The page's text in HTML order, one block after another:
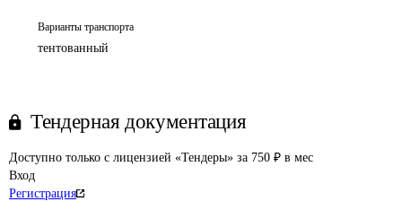
Варианты транспорта
тентованный
Тендерная документация
Доступно только с лицензией «Тендеры» за 750 ₽ в мес
Вход
Регистрация